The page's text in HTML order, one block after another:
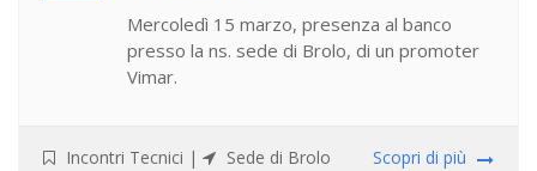
Mercoledì 15 marzo, presenza al banco
presso la ns. sede di Brolo, di un promoter
Vimar.
Incontri Tecnici | Sede di Brolo Scopri di più